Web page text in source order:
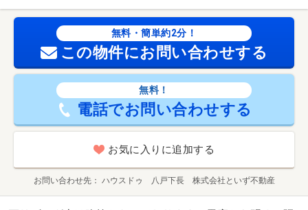
無料・簡単約2分！
この物件にお問い合わせする
無料！
電話でお問い合わせする
お気に入りに追加する
お問い合わせ先 ハウスドゥ 八戸下長 株式会社といず不動産